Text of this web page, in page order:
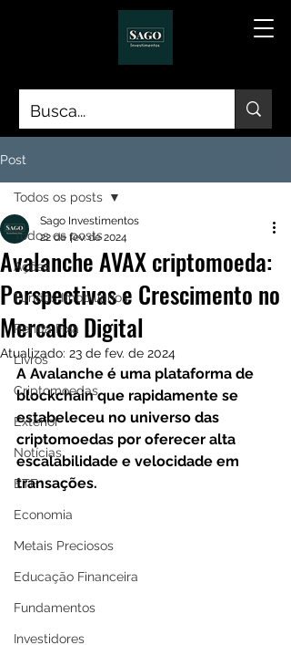
Post
Todos os posts
Ações
Fundos Imobiliários
Renda Fixa
Livros
Criptomoedas
Exterior
Notícias
ETF
Economia
Metais Preciosos
Educação Financeira
Fundamentos
Investidores
Todos os posts
Avalanche AVAX criptomoeda:
Perspectivas e Crescimento no
Mercado Digital
Sago Investimentos
22 de fev. de 2024
Atualizado: 23 de fev. de 2024
A Avalanche é uma plataforma de
blockchain que rapidamente se
estabeleceu no universo das
criptomoedas por oferecer alta
escalabilidade e velocidade em
transações.